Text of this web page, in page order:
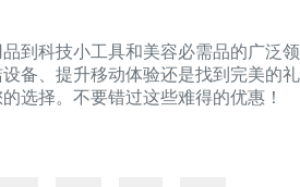
到科技小工具和美容必需品的广泛领
备、提升移动体验还是找到完美的礼
选择。不要错过这些难得的优惠！